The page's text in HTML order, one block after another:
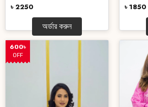
৳ 2250
অর্ডার করুন
৳ 1850
600৳
OFF